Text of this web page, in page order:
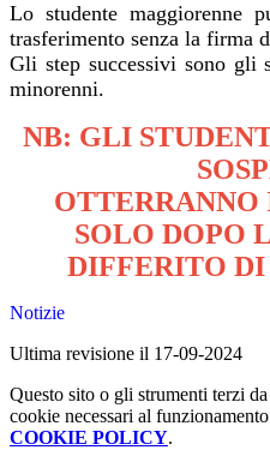
Lo studente maggiorenne
trasferimento senza la firma
Gli step successivi sono gli
minorenni.
NB: GLI
OTTERRANNO
SOLO DOPO
DIFFERITO DI
Notizie
Ultima revisione il 17-09-2024
Questo sito o gli strumenti terzi
cookie necessari al
COOKIE POLICY.